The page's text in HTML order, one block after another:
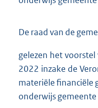
De raad van de
gelezen het
2022 inzake de
materiële financiële
onderwijs gemeente